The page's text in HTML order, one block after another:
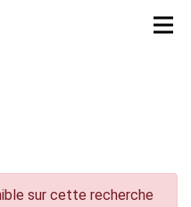
sur cette recherche